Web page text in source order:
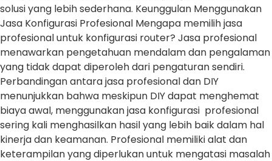
solusi yang lebih sederhana. Keunggulan Menggunakan
Jasa Konfigurasi Profesional Mengapa memilih jasa
profesional untuk konfigurasi router? Jasa profesional
menawarkan pengetahuan mendalam dan pengalaman
yang tidak dapat diperoleh dari pengaturan sendiri.
Perbandingan antara jasa profesional dan DIY
menunjukkan bahwa meskipun DIY dapat menghemat
biaya awal, menggunakan jasa konfigurasi profesional
sering kali menghasilkan hasil yang lebih baik dalam hal
kinerja dan keamanan. Profesional memiliki alat dan
keterampilan yang diperlukan untuk mengatasi masalah